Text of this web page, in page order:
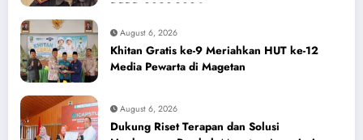
DPRD 2023-2026
August 6, 2026
Khitan Gratis ke-9 Meriahkan HUT ke-12
Media Pewarta di Magetan
August 6, 2026
Dukung Riset Terapan dan Solusi